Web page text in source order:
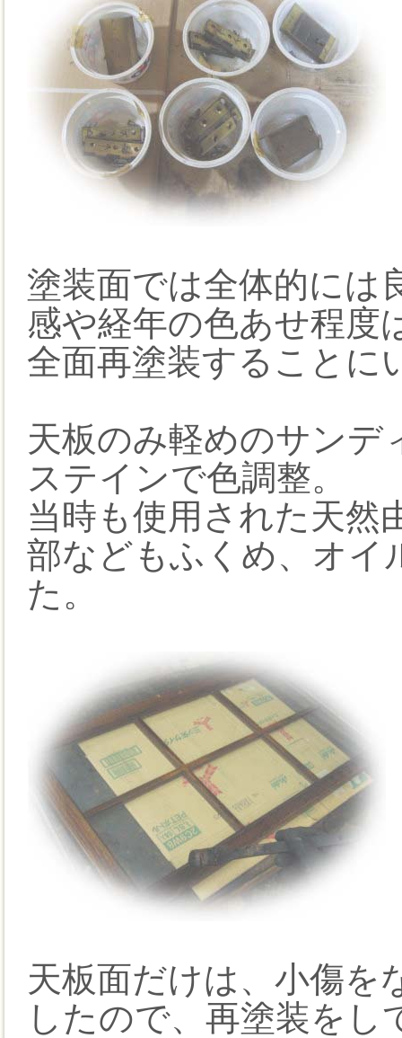
塗装面では全体的には
感や経年の色あせ程度
全面再塗装することに
天板のみ軽めのサンデ
ステインで色調整。
当時も使用された天然
部などもふくめ、オイ
た。
天板面だけは、小傷を
したので、再塗装をし